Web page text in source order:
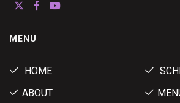
MENU
HOME
ABOUT